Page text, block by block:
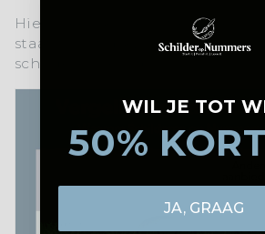
Hier is een korte uitleg waarom
staat voor topkwaliteit en een
schilderervaring:
WIL JE TOT
50%
JA, GRAAG